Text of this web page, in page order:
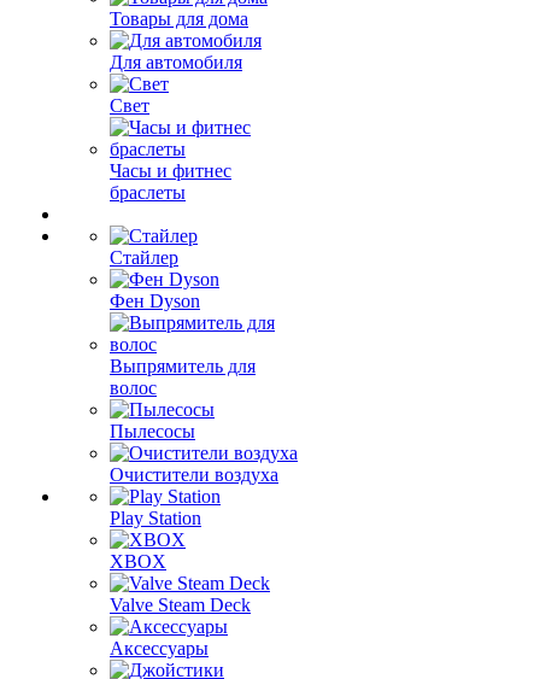
Товары для дома
Для автомобиля
Свет
Часы и фитнес
браслеты
Стайлер
Фен Dyson
Выпрямитель для
волос
Пылесосы
Очистители воздуха
Play Station
XBOX
Valve Steam Deck
Аксессуары